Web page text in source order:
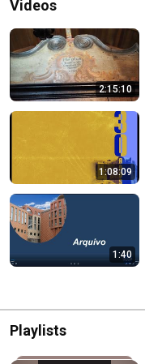
Videos
2:15:10
1:08:09
1:40
Playlists